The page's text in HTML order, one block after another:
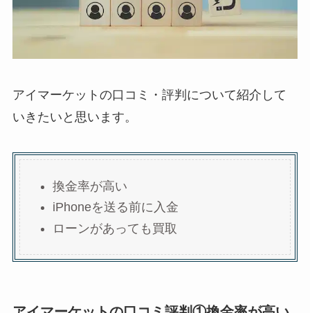
アイマーケットの口コミ・評判について紹介して
いきたいと思います。
換金率が高い
iPhoneを送る前に入金
ローンがあっても買取